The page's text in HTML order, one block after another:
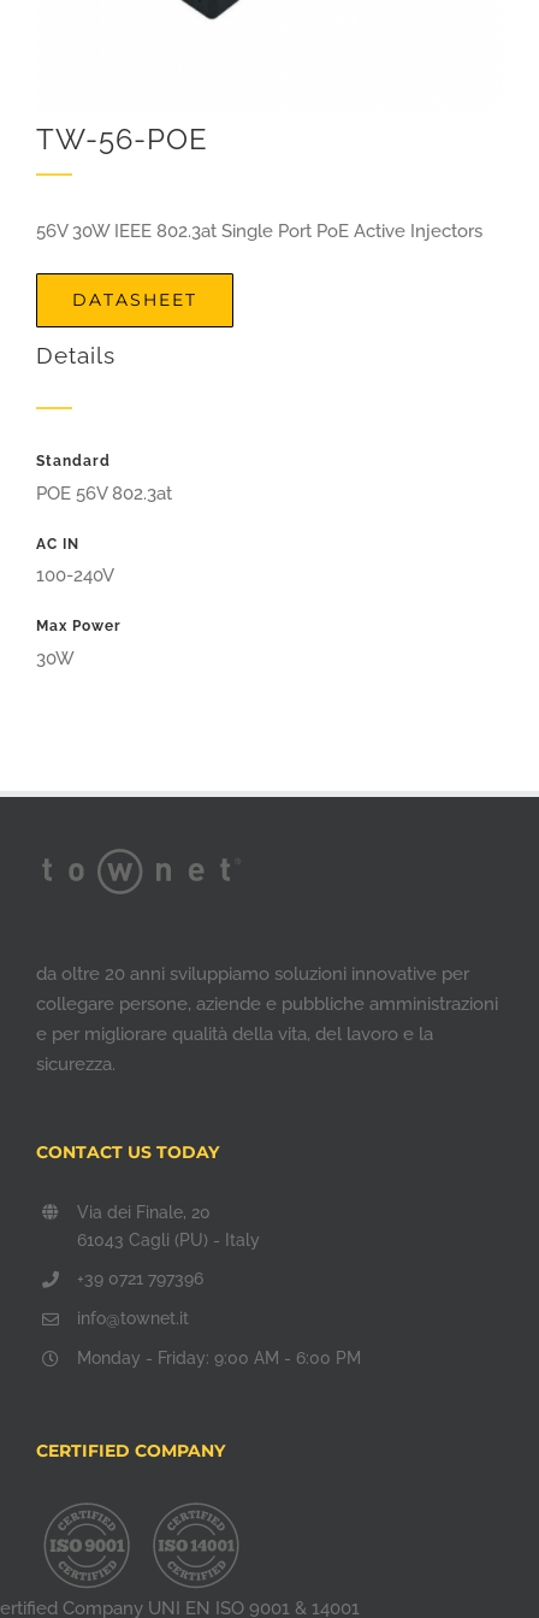
TW-56-POE
56V 30W IEEE 802.3at Single Port PoE Active Injectors
DATASHEET
Details
Standard
POE 56V 802.3at
AC IN
100-240V
Max Power
30W
da oltre 20 anni sviluppiamo soluzioni innovative per
collegare persone, aziende e pubbliche amministrazioni
e per migliorare qualità della vita, del lavoro e la
sicurezza.
CONTACT US TODAY
Via dei Finale, 20
61043 Cagli (PU) - Italy
+39 0721 797396
info@townet.it
Monday - Friday: 9:00 AM - 6:00 PM
CERTIFIED COMPANY
Company UNI EN ISO 9001 & 14001